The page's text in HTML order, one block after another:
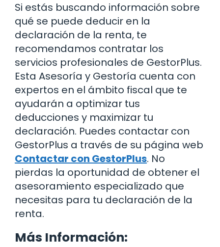
Si estás buscando información sobre
qué se puede deducir en la
declaración de la renta, te
recomendamos contratar los
servicios profesionales de GestorPlus.
Esta Asesoría y Gestoría cuenta con
expertos en el ámbito fiscal que te
ayudarán a optimizar tus
deducciones y maximizar tu
declaración. Puedes contactar con
GestorPlus a través de su página web
Contactar con GestorPlus. No
pierdas la oportunidad de obtener el
asesoramiento especializado que
necesitas para tu declaración de la
renta.
Más Información: